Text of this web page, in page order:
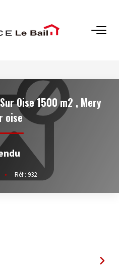
Propriétaire
Locataire
Oise 1500 m2 , Mery
oise
• Réf : 932